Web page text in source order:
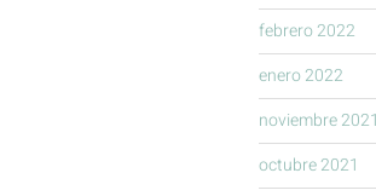
febrero 2022
enero 2022
noviembre
octubre 2021